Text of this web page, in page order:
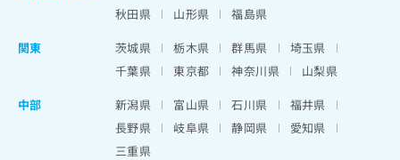
秋田県
山形県
福島県
関東
茨城県 栃木県 群馬県
埼玉県
千葉県
東京都 神奈川県
山梨県
中部
新潟県 富山県 石川県
福井県
長野県
岐阜県 静岡県
愛知県
三重県